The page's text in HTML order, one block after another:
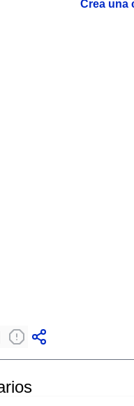
Crea una